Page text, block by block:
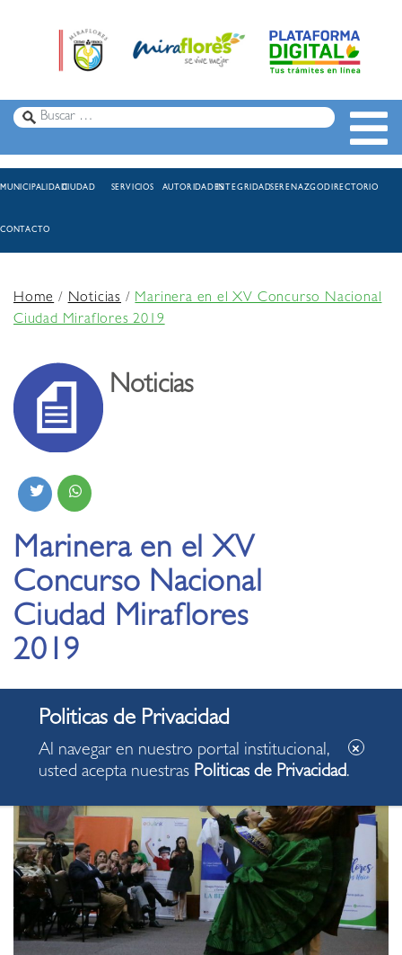
MUNICIPALIDADCIUDAD SERVICIOS AUTORIDADESINTEGRIDADSERENAZGODIRECTORIO
CONTACTO
Home/Noticias /Marinera en el XV Concurso Nacional
Ciudad Miraflores 2019
Noticias
Marinera en el XV
Concurso Nacional
Ciudad Miraflores
2019
16.07.2019
Al navegar en nuestro portal institucional,
usted acepta nuestras Politicas de Privacidad.